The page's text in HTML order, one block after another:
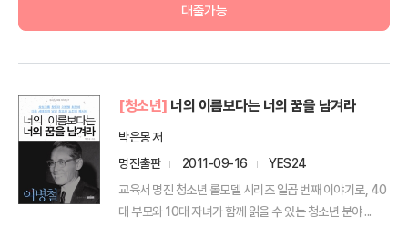
대출가능
[청소년] 너의 이름보다는 너의 꿈을 남겨라
박은몽 저
명진출판
2011-09-16
YES24
교육서 명진 청소년 롤모델 시리즈 일곱 번째 이야기로, 40
대 부모와 10대 자녀가 함께 읽을 수 있는 청소년 분야 ...